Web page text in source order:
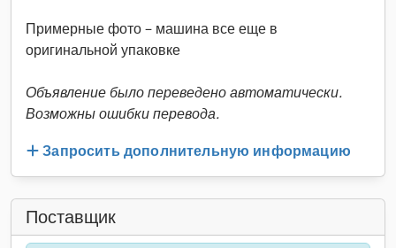
Примерные фото – машина все еще в
оригинальной упаковке
Объявление было переведено автоматически.
Возможны ошибки перевода.
Запросить дополнительную информацию
Поставщик